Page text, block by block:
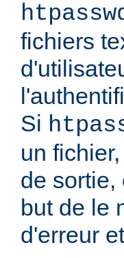
fichiers
Si
un
de sortie,
but de le
d'erreur